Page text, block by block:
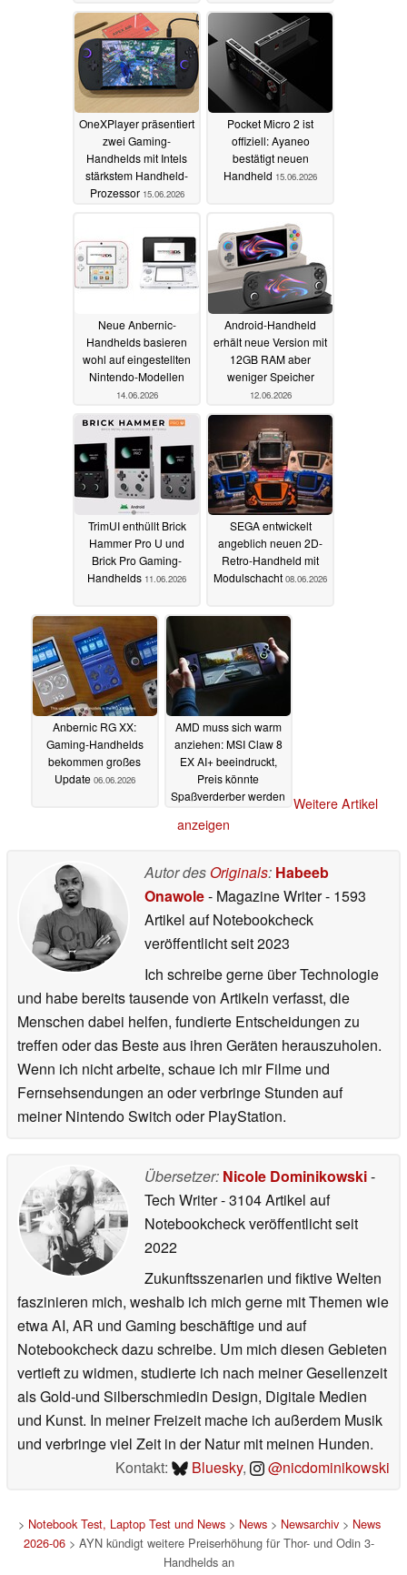
OneXPlayer präsentiert
zwei Gaming-
Handhelds mit Intels
stärkstem Handheld-
Prozessor 15.06.2026
Pocket Micro 2 ist
offiziell: Ayaneo
bestätigt neuen
Handheld 15.06.2026
Neue Anbernic-
Handhelds basieren
wohl auf eingestellten
Nintendo-Modellen
14.06.2026
Android-Handheld
erhält neue Version mit
12GB RAM aber
weniger Speicher
12.06.2026
TrimUI enthüllt Brick
Hammer Pro U und
Brick Pro Gaming-
Handhelds 11.06.2026
SEGA entwickelt
angeblich neuen 2D-
Retro-Handheld mit
Modulschacht 08.06.2026
Anbernic RG XX:
Gaming-Handhelds
bekommen großes
Update 06.06.2026
AMD muss sich warm
anziehen: MSI Claw 8
EX AI+ beeindruckt,
Preis könnte
Spaßverderber werden Weitere Artikel
anzeigen
Autor des Originals: Habeeb
Onawole- Magazine Writer- 1593
Artikel auf Notebookcheck
veröffentlichtseit 2023
Ich schreibe gerne über Technologie
und habe bereits tausende von Artikeln verfasst, die
Menschen dabei helfen, fundierte Entscheidungen zu
treffen oder das Beste aus ihren Geräten herauszuholen.
Wenn ich nicht arbeite, schaue ich mir Filme und
Fernsehsendungen an oder verbringe Stunden auf
meiner Nintendo Switch oder PlayStation.
Übersetzer: Nicole Dominikowski-
Tech Writer- 3104 Artikel auf
Notebookcheck veröffentlichtseit
2022
Zukunftsszenarien und fiktive Welten
faszinieren mich, weshalb ich mich gerne mit Themen wie
etwa AI, AR und Gaming beschäftige und auf
Notebookcheck dazu schreibe. Um mich diesen Gebieten
vertieft zu widmen, studierte ich nach meiner Gesellenzeit
als Gold-und Silberschmiedin Design, Digitale Medien
und Kunst. In meiner Freizeit mache ich außerdem Musik
und verbringe viel Zeit in der Natur mit meinen Hunden.
Kontakt:
Bluesky, @nicdominikowski
> Notebook Test, Laptop Test und News> News> Newsarchiv> News
2026-06 > AYN kündigt weitere Preiserhöhung für Thor- und Odin 3-
Handhelds an